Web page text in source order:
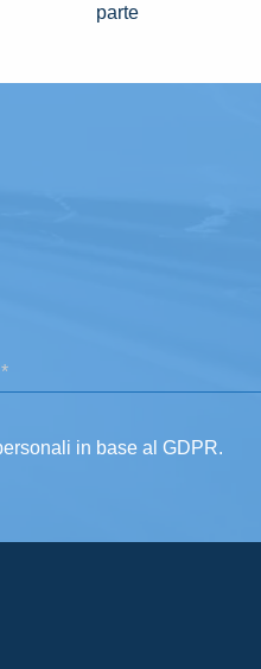
parte
in base al GDPR.